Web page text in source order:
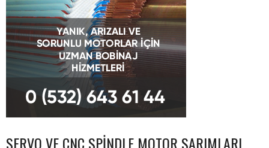
SERVO VE CNC SPINDLE MOTOR SARIMLARI